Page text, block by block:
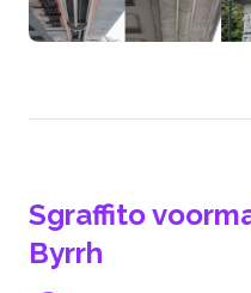
Sgraffito
Byrrh